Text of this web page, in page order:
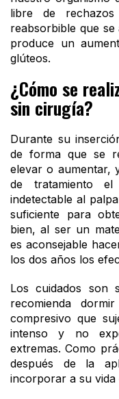
libre de
reabsorbible que
produce un
glúteos.
¿Cómo se
sin cirugía?
Durante su
de forma que se
elevar o aumentar,
de tratamiento
indetectable al
suficiente para
bien, al ser un
es aconsejable
los dos años los
Los cuidados son
recomienda
compresivo que
intenso y no
extremas.Como
después de la
incorporar a su vida